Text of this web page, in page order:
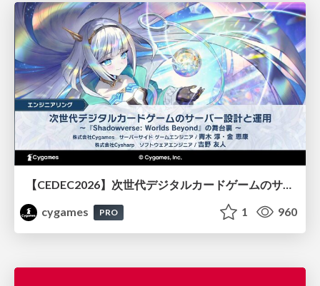
【CEDEC2026】次世代デジタルカードゲームのサーバー設計と運用 〜『Shadowverse: Worlds Beyond』の舞台裏～
cygames
PRO 1 960